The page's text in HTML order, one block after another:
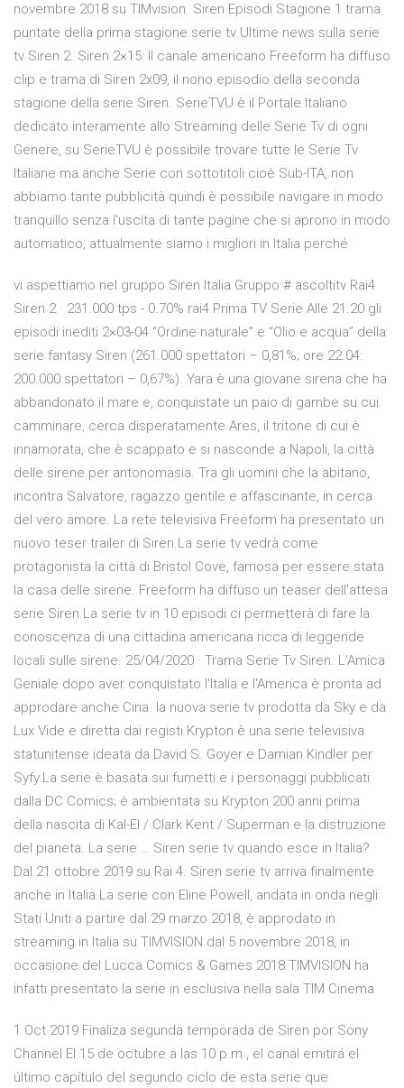
novembre 2018 su TIMvision. Siren Episodi Stagione 1 trama
puntate della prima stagione serie tv Ultime news sulla serie
tv Siren 2. Siren 2×15: Il canale americano Freeform ha diffuso
clip e trama di Siren 2x09, il nono episodio della seconda
stagione della serie Siren. SerieTVU è il Portale Italiano
dedicato interamente allo Streaming delle Serie Tv di ogni
Genere, su SerieTVU è possibile trovare tutte le Serie Tv
Italiane ma anche Serie con sottotitoli cioè Sub-ITA, non
abbiamo tante pubblicità quindi è possibile navigare in modo
tranquillo senza l'uscita di tante pagine che si aprono in modo
automatico, attualmente siamo i migliori in Italia perché
vi aspettiamo nel gruppo Siren Italia Gruppo # ascoltitv Rai4
Siren 2 · 231.000 tps - 0.70% rai4 Prima TV Serie Alle 21.20 gli
episodi inediti 2×03-04 “Ordine naturale” e “Olio e acqua” della
serie fantasy Siren (261.000 spettatori – 0,81%; ore 22.04:
200.000 spettatori – 0,67%). Yara è una giovane sirena che ha
abbandonato il mare e, conquistate un paio di gambe su cui
camminare, cerca disperatamente Ares, il tritone di cui è
innamorata, che è scappato e si nasconde a Napoli, la città
delle sirene per antonomasia. Tra gli uomini che la abitano,
incontra Salvatore, ragazzo gentile e affascinante, in cerca
del vero amore. La rete televisiva Freeform ha presentato un
nuovo teser trailer di Siren.La serie tv vedrà come
protagonista la città di Bristol Cove, famosa per essere stata
la casa delle sirene. Freeform ha diffuso un teaser dell’attesa
serie Siren.La serie tv in 10 episodi ci permetterà di fare la
conoscenza di una cittadina americana ricca di leggende
locali sulle sirene. 25/04/2020 · Trama Serie Tv Siren. L'Amica
Geniale dopo aver conquistato l'Italia e l'America è pronta ad
approdare anche Cina. la nuova serie tv prodotta da Sky e da
Lux Vide e diretta dai registi Krypton è una serie televisiva
statunitense ideata da David S. Goyer e Damian Kindler per
Syfy.La serie è basata sui fumetti e i personaggi pubblicati
dalla DC Comics; è ambientata su Krypton 200 anni prima
della nascita di Kal-El / Clark Kent / Superman e la distruzione
del pianeta. La serie … Siren serie tv quando esce in Italia?
Dal 21 ottobre 2019 su Rai 4. Siren serie tv arriva finalmente
anche in Italia.La serie con Eline Powell, andata in onda negli
Stati Uniti a partire dal 29 marzo 2018, è approdato in
streaming in Italia su TIMVISION dal 5 novembre 2018, in
occasione del Lucca Comics & Games 2018.TIMVISION ha
infatti presentato la serie in esclusiva nella sala TIM Cinema
1 Oct 2019 Finaliza segunda temporada de Siren por Sony
Channel El 15 de octubre a las 10 p.m., el canal emitirá el
último capítulo del segundo ciclo de esta serie que